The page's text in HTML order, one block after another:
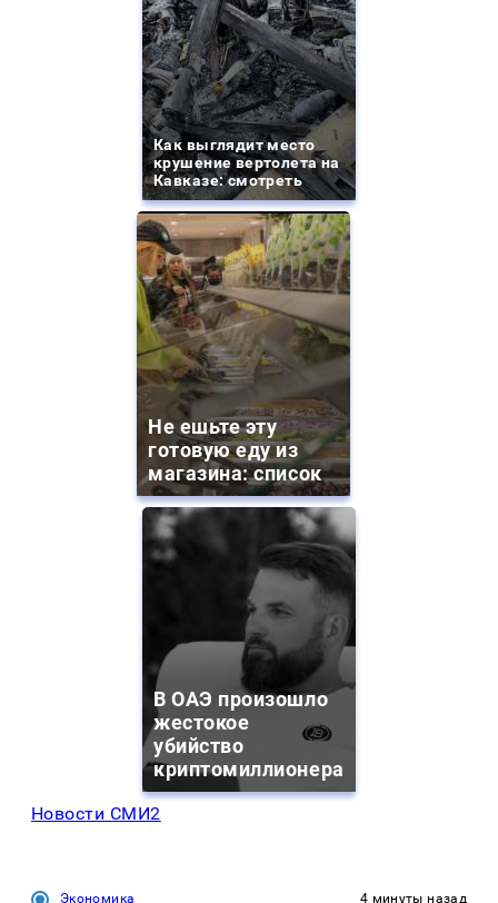
Как выглядит место
крушение вертолета на
Кавказе: смотреть
Не ешьте эту
готовую еду из
магазина: список
В ОАЭ произошло
жестокое
убийство
криптомиллионера
Новости СМИ2
Экономика 4 минуты назад